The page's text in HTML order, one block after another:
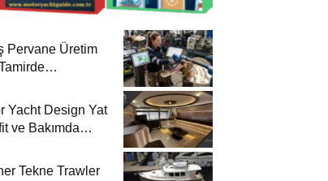
Pervane Üretim
Yacht Design Yat
ve Bakımda
Tekne Trawler